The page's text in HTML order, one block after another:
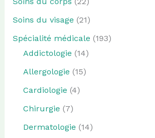
Soins du visage (21)
Spécialité médicale (193)
Addictologie (14)
Allergologie (15)
Cardiologie (4)
Chirurgie (7)
Dermatologie (14)